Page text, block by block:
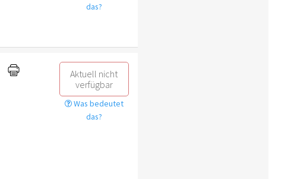
das?
Aktuell nicht
verfügbar
Was bedeutet
das?